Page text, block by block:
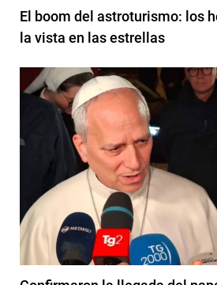
El boom del astroturismo: los
la vista en las estrellas